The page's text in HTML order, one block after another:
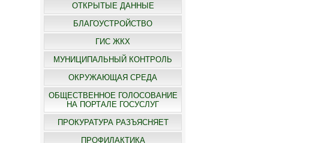
ОТКРЫТЫЕ ДАННЫЕ
БЛАГОУСТРОЙСТВО
ГИС ЖКХ
МУНИЦИПАЛЬНЫЙ КОНТРОЛЬ
ОКРУЖАЮЩАЯ СРЕДА
ОБЩЕСТВЕННОЕ ГОЛОСОВАНИЕ
НА ПОРТАЛЕ ГОСУСЛУГ
ПРОКУРАТУРА РАЗЪЯСНЯЕТ
ПРОФИЛАКТИКА